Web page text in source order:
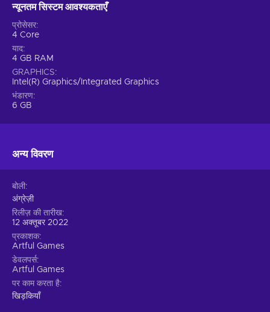
न्यूनतम सिस्टम आवश्यकताएँ
प्रोसेसर
4 Core
याद
4 GB RAM
GRAPHICS
Intel(R) Graphics/Integrated Graphics
भंडारण
6 GB
अन्य विवरण
बोली
अंग्रेज़ी
रिलीज़ की तारीख
12 अक्तूबर 2022
प्रकाशक
Artful Games
डेवलपर्स
Artful Games
पर काम करता है
खिड़कियाँ